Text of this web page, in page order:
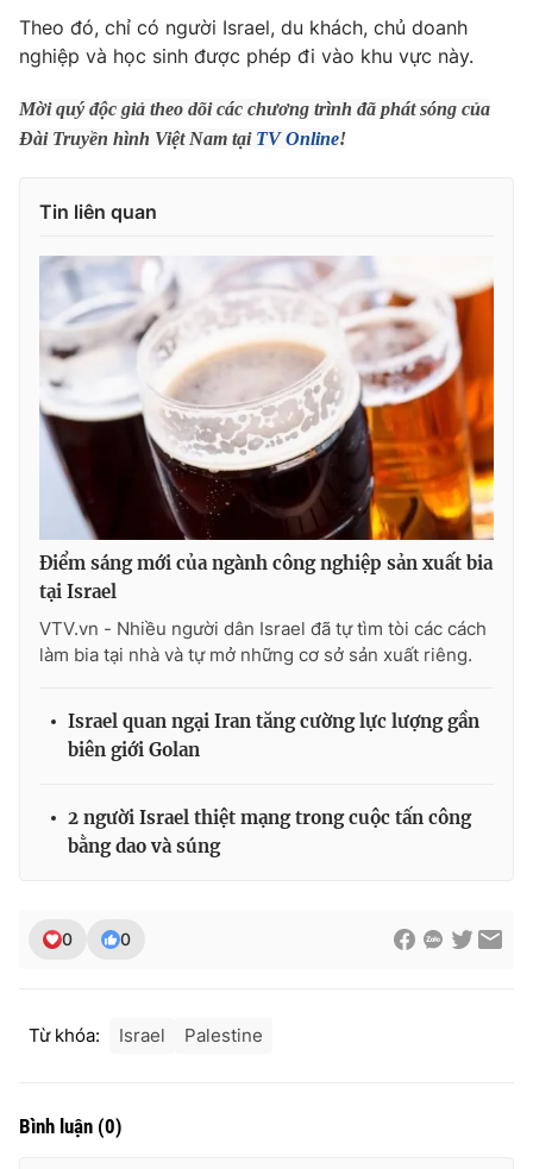
Thị trường
Góc doanh nghiệp
Truyền hình
Phim VTV
Nhân vật
Khán giả
Giải sao mai
Giải trí
Âm nhạc
Đời sống
Làm đẹp
Chất lượng cuộc sống
Giáo dục
Tuyển sinh
Học trực tuyến
Công nghệ
Hitech Công nghệ tương lai
Sản phẩm
Thị trường
Giao lưu trực tuyến
Lịch phát sóng
Chuyên mục khác
Emagazine
Video
VTV Money VTV Thể thao
Thị trường 24h Tấm lòng Việt
Theo đó, chỉ có người Israel, du khách, chủ doanh
nghiệp và học sinh được phép đi vào khu vực này.
Mời quý độc giả theo dõi các chương trình đã phát sóng của
Đài Truyền hình Việt Nam tại TV Online!
Tin liên quan
Điểm sáng mới của ngành công nghiệp sản xuất bia
tại Israel
VTV.vn - Nhiều người dân Israel đã tự tìm tòi các cách
làm bia tại nhà và tự mở những cơ sở sản xuất riêng.
Israel quan ngại Iran tăng cường lực lượng gần
biên giới Golan
2 người Israel thiệt mạng trong cuộc tấn công
bằng dao và súng
0 0
Từ khóa: Israel Palestine
Bình luận (0)